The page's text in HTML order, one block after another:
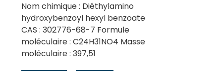
Nom chimique : Diéthylamino
hydroxybenzoyl hexyl benzoate
CAS : 302776-68-7 Formule
moléculaire : C24H31NO4 Masse
moléculaire : 397,51